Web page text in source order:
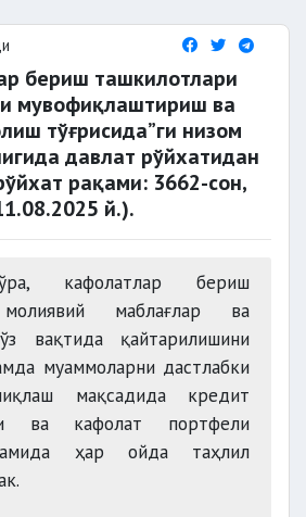
бериш ташкилотлари
мувофиқлаштириш ва
тўғрисида”ги низом
давлат рўйхатидан
рақами: 3662-сон,
й.).
кафолатлар бериш
маблағлар ва
вақтида қайтарилишини
муаммоларни дастлабки
мақсадида кредит
ва кафолат портфели
ҳар ойда таҳлил